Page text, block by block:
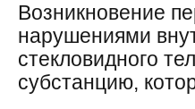
Возникновение
нарушениями
стекловидного
субстанцию,